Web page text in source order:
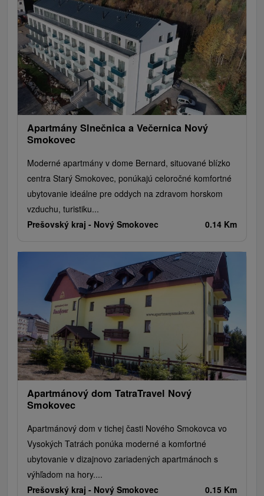
Apartmány Slnečnica a Večernica Nový
Smokovec
Moderné apartmány v dome Bernard, situované blízko
centra Starý Smokovec, ponúkajú celoročné komfortné
ubytovanie ideálne pre oddych na zdravom horskom
vzduchu, turistiku...
Prešovský kraj - Nový Smokovec 0.14 Km
Apartmánový dom TatraTravel Nový
Smokovec
Apartmánový dom v tichej časti Nového Smokovca vo
Vysokých Tatrách ponúka moderné a komfortné
ubytovanie v dizajnovo zariadených apartmánoch s
výhľadom na hory....
Prešovský kraj - Nový Smokovec 0.15 Km